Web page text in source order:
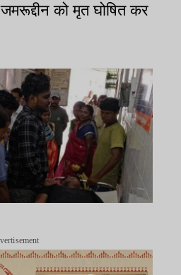
को मृत घोषित कर